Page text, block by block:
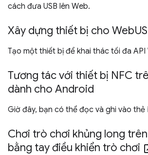
cách đưa USB lên Web.
Xây dựng thiết bị cho
Tạo một thiết bị để khai thác tối đa API
Tương tác với thiết bị NFC
dành cho Android
Giờ đây, bạn có thể đọc và ghi vào thẻ
Chơi trò chơi khủng long
bằng tay điều khiển trò chơi